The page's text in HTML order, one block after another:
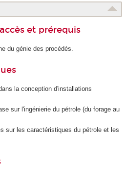
et prérequis
du génie des procédés.
la conception d'installations
sur l'ingénierie du pétrole (du forage au
sur les caractéristiques du pétrole et les